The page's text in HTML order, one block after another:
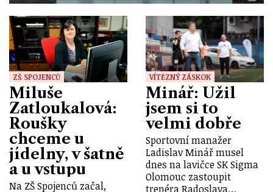
ZŠ SPOJENCŮ
Miluše
Zatloukalová:
Roušky
chceme u
jídelny, v šatně
a u vstupu
Na ZŠ Spojenců začal,
VÍTĚZNÝ ZÁSKOK
Minář: Užil
jsem si to
velmi dobře
Sportovní manažer
Ladislav Minář musel
dnes na lavičce SK Sigma
Olomouc zastoupit
trenéra Radoslava…